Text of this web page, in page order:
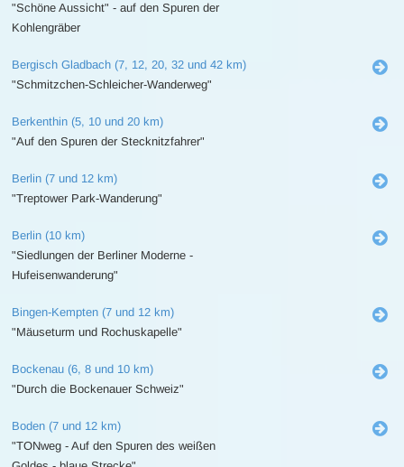
"Schöne Aussicht" - auf den Spuren der
Kohlengräber
Bergisch Gladbach (7, 12, 20, 32 und 42 km)
"Schmitzchen-Schleicher-Wanderweg"
Berkenthin (5, 10 und 20 km)
"Auf den Spuren der Stecknitzfahrer"
Berlin (7 und 12 km)
"Treptower Park-Wanderung"
Berlin (10 km)
"Siedlungen der Berliner Moderne -
Hufeisenwanderung"
Bingen-Kempten (7 und 12 km)
"Mäuseturm und Rochuskapelle"
Bockenau (6, 8 und 10 km)
"Durch die Bockenauer Schweiz"
Boden (7 und 12 km)
"TONweg - Auf den Spuren des weißen